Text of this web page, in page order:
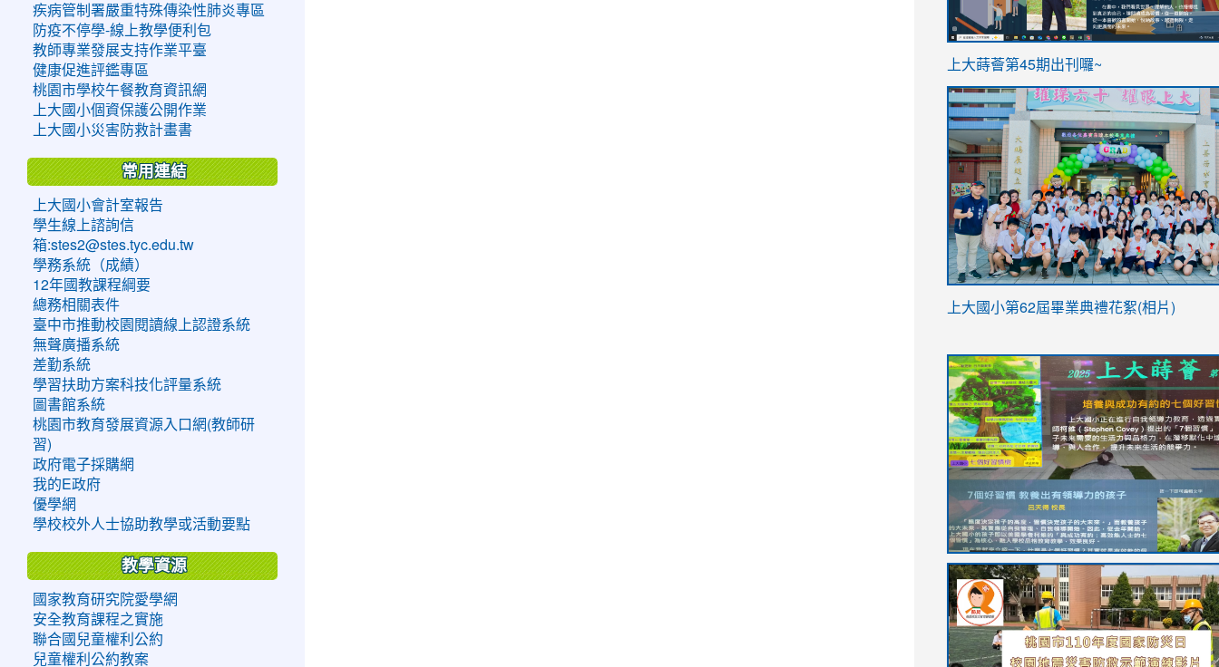
疾病管制署嚴重特殊傳染性肺炎專區
防疫不停學-線上教學便利包
教師專業發展支持作業平臺
健康促進評鑑專區
桃園市學校午餐教育資訊網
上大國小個資保護公開作業
上大國小災害防救計畫書
常用連結
上大國小會計室報告
學生線上諮詢信
箱:stes2@stes.tyc.edu.tw
學務系統（成績）
12年國教課程綱要
總務相關表件
臺中市推動校園閱讀線上認證系統
無聲廣播系統
差勤系統
學習扶助方案科技化評量系統
圖書館系統
桃園市教育發展資源入口網(教師研
習)
政府電子採購網
我的E政府
優學網
學校校外人士協助教學或活動要點
教學資源
國家教育研究院愛學網
安全教育課程之實施
聯合國兒童權利公約
兒童權利公約教案
ink
https://sites.google.com/stes.tyc.edu.tw/
link
https://sites.google.com/stes.tyc.edu.tw/
上大蒔薈第45期出刊囉~
link
YfDQppRvyMk686kIw6SBbssEIZ6WnT/
usp=sharing
上大國小第62屆畢業典禮花絮(相片)
to
https://drive.google.com/file/d/1I-
YfDQppRvyMk686kIw6SBbssEIZ6WnT/
usp=sharing
to
https://sites.google.com/stes.tyc.edu.tw/
link
to
https://sites.google.com/stes.tyc.edu.tw/
link
to
https://drive.google.com/file/d/
usp=sharing
link
to
https://youtu.be/jJOMVWY3-
8M
link
to
https://drive.google.com/file/d/
usp=sharing